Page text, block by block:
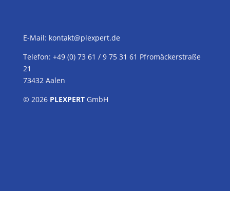
E-Mail: kontakt@plexpert.de
Telefon: +49 (0) 73 61 / 9 75 31 61 Pfromäckerstraße
21
73432 Aalen
© 2026 PLEXPERTGmbH